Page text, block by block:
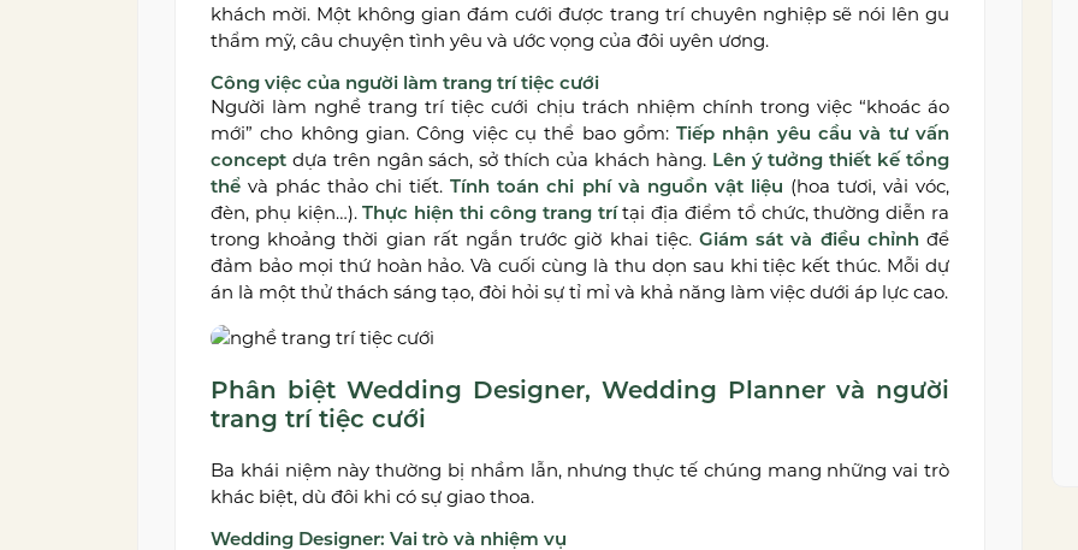
khách mời. Một không gian đám cưới được trang trí chuyên nghiệp sẽ nói lên gu
thẩm mỹ, câu chuyện tình yêu và ước vọng của đôi uyên ương.
Công việc của người làm trang trí tiệc cưới
Người làm nghề trang trí tiệc cưới chịu trách nhiệm chính trong việc “khoác áo
mới” cho không gian. Công việc cụ thể bao gồm:Tiếp nhận yêu cầu và tư vấn
concept dựa trên ngân sách, sở thích của khách hàng. Lên ý tưởng thiết kế tổng
thể và phác thảo chi tiết.Tính toán chi phí và nguồn vật liệu (hoa tươi, vải vóc,
đèn, phụ kiện…).Thực hiện thi công trang trítại địa điểm tổ chức, thường diễn ra
trong khoảng thời gian rất ngắn trước giờ khai tiệc. Giám sát và điều chỉnh để
đảm bảo mọi thứ hoàn hảo. Và cuối cùng là thu dọn sau khi tiệc kết thúc. Mỗi dự
án là một thử thách sáng tạo, đòi hỏi sự tỉ mỉ và khả năng làm việc dưới áp lực cao.
Phân biệt Wedding Designer, Wedding Planner và người
trang trí tiệc cưới
Ba khái niệm này thường bị nhầm lẫn, nhưng thực tế chúng mang những vai trò
khác biệt, dù đôi khi có sự giao thoa.
Wedding Designer: Vai trò và nhiệm vụ